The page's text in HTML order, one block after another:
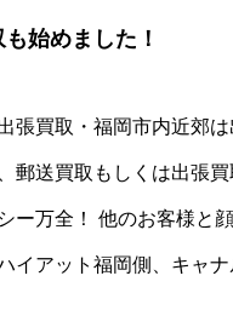
始めました！
張買取・福岡市内近郊は
郵送買取もしくは出張買
ー万全！ 他のお客様と
イアット福岡側、キャ